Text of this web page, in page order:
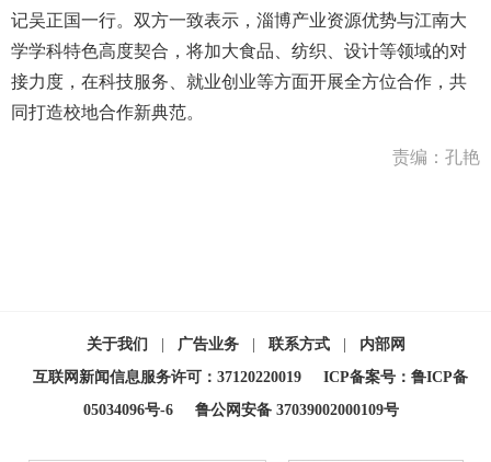
记吴正国一行。双方一致表示，淄博产业资源优势与江南大
学学科特色高度契合，将加大食品、纺织、设计等领域的对
接力度，在科技服务、就业创业等方面开展全方位合作，共
同打造校地合作新典范。
责编：孔艳
关于我们 广告业务 联系方式
内部网
互联网新闻信息服务许可：37120220019
ICP备案号：鲁ICP备
05034096号-6
鲁公网安备 37039002000109号